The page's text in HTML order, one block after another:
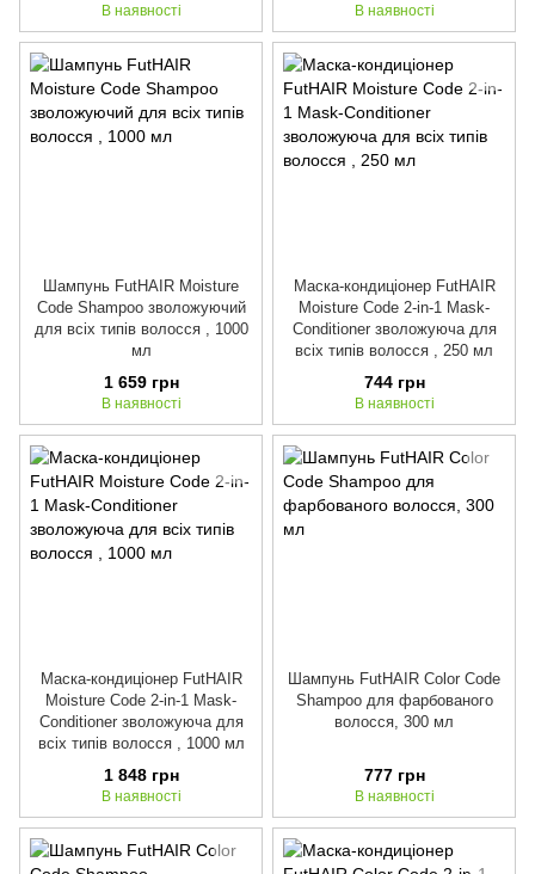
В наявності В наявності
Шампунь FutHAIR Moisture
Code Shampoo зволожуючий
для всіх типів волосся , 1000
мл
1 659 грн
В наявності
Маска-кондиціонер FutHAIR
Moisture Code 2-in-1 Mask-
Conditioner зволожуюча для
всіх типів волосся , 250 мл
744 грн
В наявності
Маска-кондиціонер FutHAIR
Moisture Code 2-in-1 Mask-
Conditioner зволожуюча для
всіх типів волосся , 1000 мл
1 848 грн
В наявності
Шампунь FutHAIR Color Code
Shampoo для фарбованого
волосся, 300 мл
777 грн
В наявності